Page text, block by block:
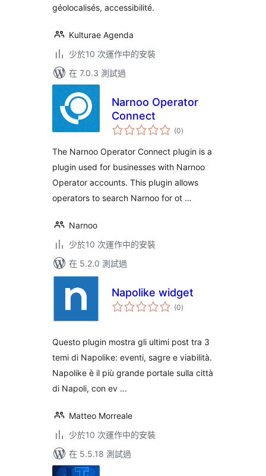
géolocalisés, accessibilité.
Kulturae Agenda
少於10 次運作中的安裝
在 7.0.3 測試過
Narnoo Operator
Connect
(0總
評)
The Narnoo Operator Connect plugin is a
plugin used for businesses with Narnoo
Operator accounts. This plugin allows
operators to search Narnoo for ot …
Narnoo
少於10 次運作中的安裝
在 5.2.0 測試過
Napolike widget
(0總
評)
Questo plugin mostra gli ultimi post tra 3
temi di Napolike: eventi, sagre e viabilità.
Napolike è il più grande portale sulla città
di Napoli, con ev …
Matteo Morreale
少於10 次運作中的安裝
在 5.5.18 測試過